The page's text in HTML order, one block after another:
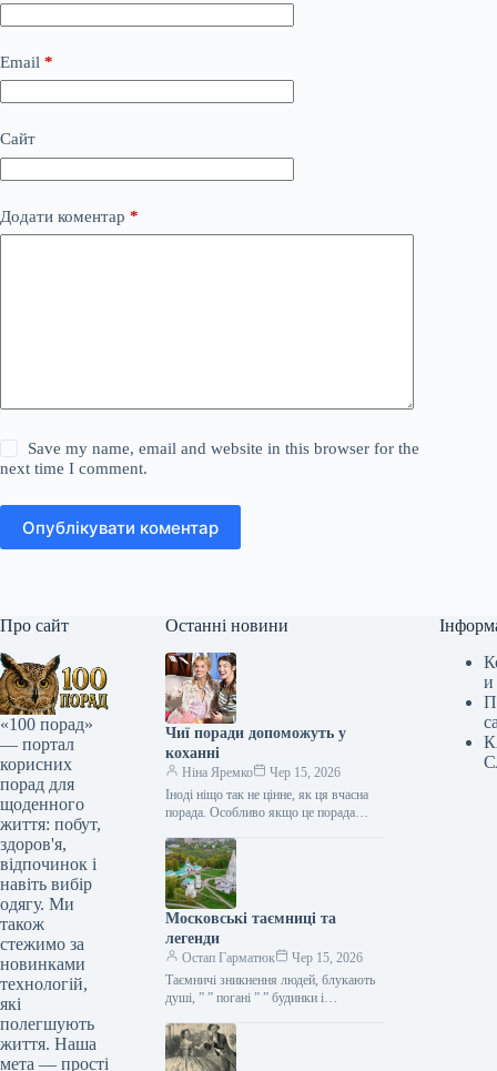
Email *
Сайт
Додати коментар *
Save my name, email and website in this browser for the
next time I comment.
Опублікувати коментар
Про сайт
«100 порад»
— портал
корисних
порад для
щоденного
життя: побут,
здоров'я,
відпочинок і
навіть вибір
одягу. Ми
також
стежимо за
новинками
технологій,
які
полегшують
життя. Наша
мета — прості
Останні новини
Чиї поради допоможуть у
коханні
Ніна Яремко
Чер 15, 2026
Іноді ніщо так не цінне, як ця вчасна
порада. Особливо якщо це порада
косметолога, тренера, стиліста…
Московські таємниці та
легенди
Остап Гарматюк
Чер 15, 2026
Таємничі зникнення людей, блукають
душі, ” ” погані ” ” будинки і
Щоб…
и